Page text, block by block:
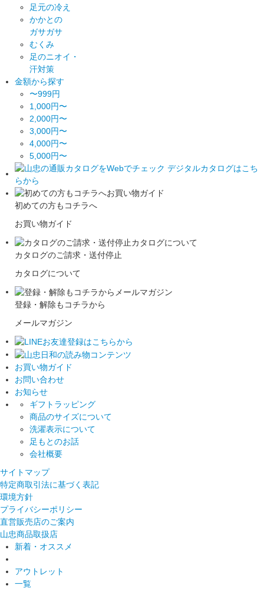
足元の冷え
かかとの
ガサガサ
むくみ
足のニオイ・
汗対策
金額から探す
〜999円
1,000円〜
2,000円〜
3,000円〜
4,000円〜
5,000円〜
初めての方もコチラへ
お買い物ガイド
カタログのご請求・送付停止
カタログについて
登録・解除もコチラから
メールマガジン
お買い物ガイド
お問い合わせ
お知らせ
ギフトラッピング
商品のサイズについて
洗濯表示について
足もとのお話
会社概要
サイトマップ
特定商取引法に基づく表記
環境方針
プライバシーポリシー
直営販売店のご案内
山忠商品取扱店
新着・オススメ
アウトレット
一覧